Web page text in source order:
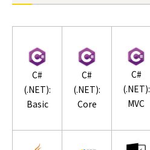
C#
(.NET):
Basic
C#
(.NET):
Core
C#
(.NET):
MVC